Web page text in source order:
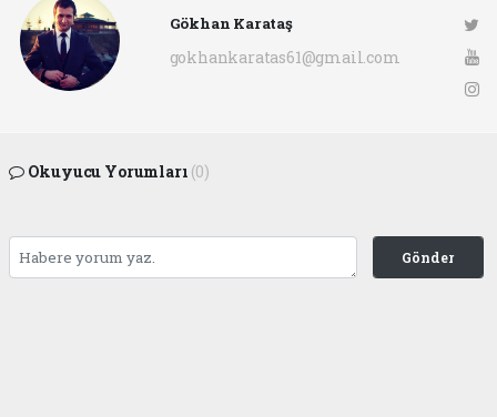
Gökhan Karataş
gokhankaratas61@gmail.com
Okuyucu Yorumları (0)
Gönder